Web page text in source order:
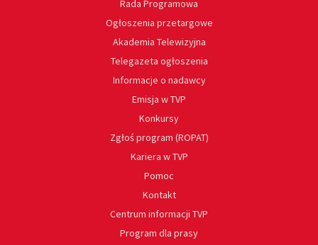
Rada Programowa
Ogłoszenia przetargowe
Akademia Telewizyjna
Telegazeta ogłoszenia
Informacje o nadawcy
Emisja w TVP
Konkursy
Zgłoś program (ROPAT)
Kariera w TVP
Pomoc
Kontakt
Centrum informacji TVP
Program dla prasy